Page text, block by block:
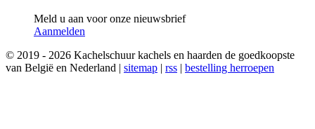
Meld u aan voor onze nieuwsbrief
Aanmelden
© 2019 - 2026 Kachelschuur kachels en haarden de goedkoopste
van België en Nederland | sitemap | rss | bestelling herroepen